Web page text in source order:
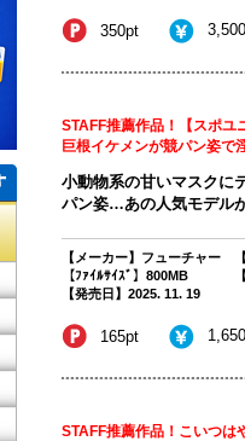
350pt
STAFF推薦作品！【スポユ
巨根イケメンが競パン姿で
小動物系の甘いマスクに
パン姿…あの人気モデル
【メーカー】フューチャー
【ﾌｧｲﾙｻｲｽﾞ】800MB
【発売日】2025. 11. 19
165pt
STAFF推薦作品！こいつは